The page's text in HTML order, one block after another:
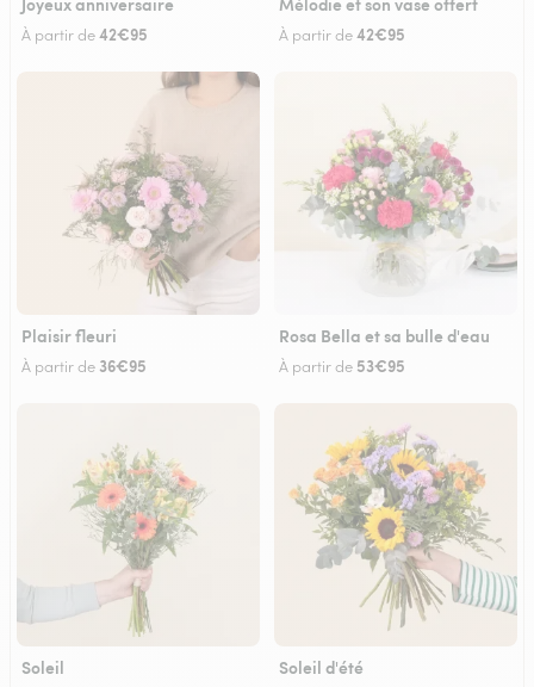
À partir de42€95 À partir de42€95
Plaisir fleuri
À partir de 36€95
Rosa Bella et sa bulle d'eau
À partir de 53€95
Soleil Soleil d'été